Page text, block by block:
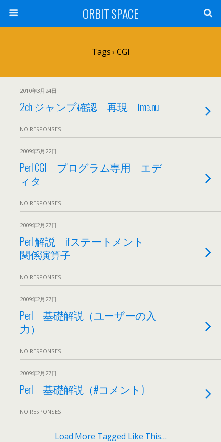
ORBIT SPACE
Tags › CGI
2010年3月24日
2ch ジャンプ確認 再現 ime.nu
NO RESPONSES
2009年5月22日
Perl CGI プログラム専用 エデ
ィタ
NO RESPONSES
2009年2月27日
Perl 解説 ifステートメント
関係演算子
NO RESPONSES
2009年2月27日
Perl 基礎解説（ユーザーの入
力）
NO RESPONSES
2009年2月27日
Perl 基礎解説（#コメント)
NO RESPONSES
Load More Tagged Like This…